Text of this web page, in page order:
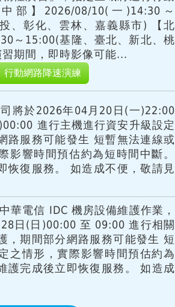
部】2026/08/10(一)14:30～
、彰化、雲林、嘉義縣市) 【北
～15:00(基隆、臺北、新北、桃
期間，即時影像可能...
行動網路降速演練
將於2026年04月20日(一)22:00
進行主機進行資安升級設定
路服務可能發生 短暫無法連線或
影響時間預估約為短時間中斷。
恢復服務。 如造成不便，敬請見
華電信 IDC 機房設備維護作業，
日(日)00:00 至 09:00 進行相關
，期間部分網路服務可能發生 短
之情形，實際影響時間預估約為
護完成後立即恢復服務。 如造成